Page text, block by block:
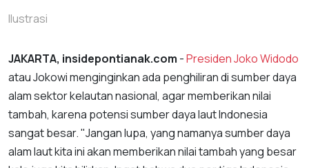
Ilustrasi
JAKARTA, insidepontianak.com -Presiden Joko Widodo
atau Jokowi menginginkan ada penghiliran di sumber daya
alam sektor kelautan nasional, agar memberikan nilai
tambah, karena potensi sumber daya laut Indonesia
sangat besar. "Jangan lupa, yang namanya sumber daya
alam laut kita ini akan memberikan nilai tambah yang besar